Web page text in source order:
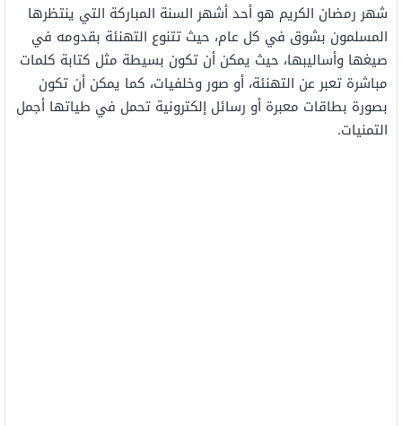
شهر رمضان الكريم هو أحد أشهر السنة المباركة التي ينتظرها
المسلمون بشوق في كل عام، حيث تتنوع التهنئة بقدومه في
صيغها وأساليبها، حيث يمكن أن تكون بسيطة مثل كتابة كلمات
مباشرة تعبر عن التهنئة، أو صور وخلفيات، كما يمكن أن تكون
بصورة بطاقات معبرة أو رسائل إلكترونية تحمل في طياتها أجمل
التمنيات.